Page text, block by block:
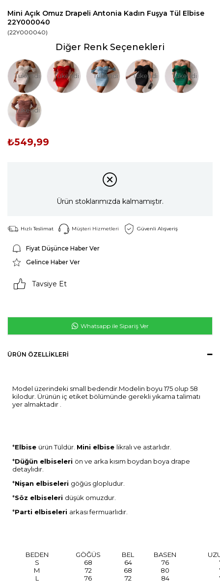
Mini Açık Omuz Drapeli Antonia Kadın Fuşya Tül Elbise
22Y000040
(22Y000040)
Diğer Renk Seçenekleri
Tükendi Tükendi Tükendi Tükendi Tükendi
Tükendi
₺549,99
Ürün stoklarımızda kalmamıştır.
Hızlı Teslimat Müşteri Hizmetleri Güvenli Alışveriş
Fiyat Düşünce Haber Ver
Gelince Haber Ver
Tavsiye Et
Whatsapp ile Sipariş Ver
ÜRÜN ÖZELLIKLERI
Model üzerindeki small bedendir.Modelin boyu 175 olup 58
kilodur. Ürünün iç etiket bölümünde gerekli yıkama talimatı
yer almaktadır .
*Elbise ürün Tüldür. Mini elbise likralı ve astarlıdır.
*Düğün elbiseleri ön ve arka kısım boydan boya drape
detaylıdır.
*Nişan elbiseleri göğüs glopludur.
*Söz elbiseleri düşük omuzdur.
*Parti elbiseleri arkası fermuarlıdır.
BEDEN GÖĞÜS BEL BASEN
S
68 64 76
M
72 68 80
L
76 72 84